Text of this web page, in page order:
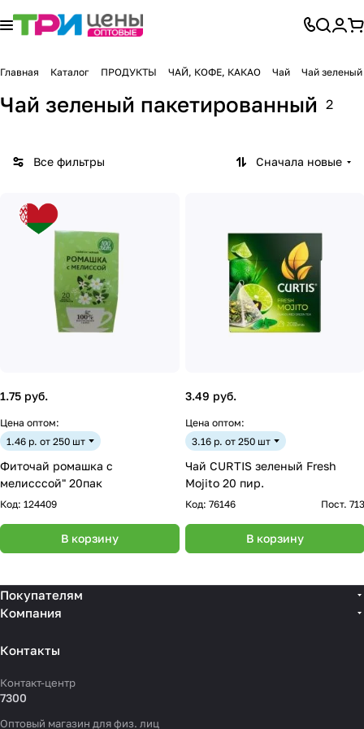
Главная Каталог ПРОДУКТЫ ЧАЙ, КОФЕ, КАКАО Чай Чай зеленый
Чай зеленый пакетированный 2
Все фильтры Сначала новые
1.75 руб.
Цена оптом:
1.46 р. от 250 шт
Фиточай ромашка с
мелисссой" 20пак
Код: 124409
В корзину
3.49 руб.
Цена оптом:
3.16 р. от 250 шт
Чай CURTIS зеленый Fresh
Mojito 20 пир.
Код: 76146 Пост. 713
В корзину
Покупателям
Компания
Контакты
Контакт-центр
7300
Оптовый магазин для физ. лиц